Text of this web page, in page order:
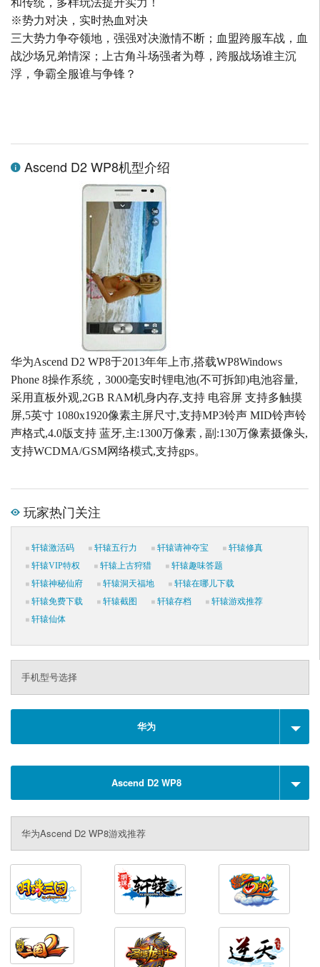
和传统，多样玩法提升实力！
※势力对决，实时热血对决
三大势力争夺领地，强强对决激情不断；血盟跨服车战，血
战沙场兄弟情深；上古角斗场强者为尊，跨服战场谁主沉
浮，争霸全服谁与争锋？
Ascend D2 WP8机型介绍
华为Ascend D2 WP8于2013年年上市,搭载WP8Windows
Phone 8操作系统，3000毫安时锂电池(不可拆卸)电池容量,
采用直板外观,2GB RAM机身内存,支持 电容屏 支持多触摸
屏,5英寸 1080x1920像素主屏尺寸,支持MP3铃声 MID铃声铃
声格式,4.0版支持 蓝牙,主:1300万像素 , 副:130万像素摄像头,
支持WCDMA/GSM网络模式,支持gps。
玩家热门关注
轩辕激活码 轩辕五行力 轩辕请神夺宝
轩辕修真
轩辕VIP特权
轩辕上古狩猎
轩辕趣味答题
轩辕神秘仙府
轩辕洞天福地
轩辕在哪儿下载
轩辕免费下载
轩辕截图 轩辕存档
轩辕游戏推荐
轩辕仙体
手机型号选择
华为
Ascend D2 WP8
华为Ascend D2 WP8游戏推荐